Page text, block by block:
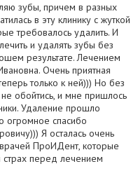
зубы, причем в разных
в эту клинику с жуткой
требовалось удалить. И
и удалять зубы без
результате. Лечением
Очень приятная
только к ней))) Но без
обойтись, и мне пришлось
Удаление прошло
огромное спасибо
Я осталась очень
ПроИДент, которые
страх перед лечением